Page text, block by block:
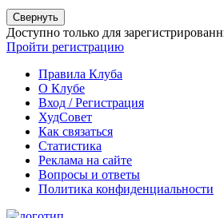
Свернуть
Доступно только для
Пройти регистрацию
Правила Клуба
О Клубе
Вход / Регистрация
ХудСовет
Как связаться
Статистика
Реклама на сайте
Вопросы и ответы
Политика конфиденциальности